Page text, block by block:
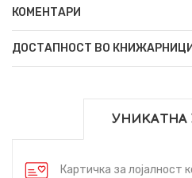
КОМЕНТАРИ
ДОСТАПНОСТ ВО
УНИКАТНА
Картичка за лојалност